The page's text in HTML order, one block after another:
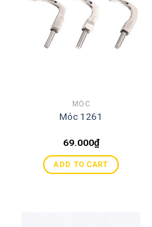
MÓC
Móc 1261
69.000₫
ADD TO CART